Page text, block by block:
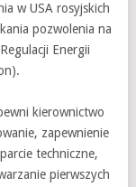
w USA rosyjskich
pozwolenia na
Energii
kierownictwo
zapewnienie
techniczne,
pierwszych